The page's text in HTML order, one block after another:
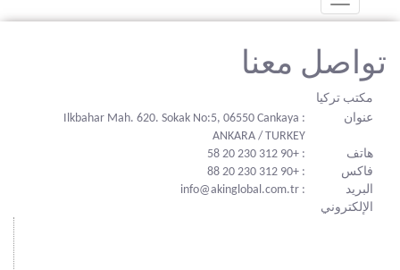
navigation
تواصل معنا
مكتب تركيا
عنوان
: Ilkbahar Mah. 620. Sokak No:5, 06550 Cankaya
ANKARA / TURKEY
هاتف
: +90 312 230 20 58
فاكس
: +90 312 230 20 88
البريد
الإلكتروني
: info@akinglobal.com.tr